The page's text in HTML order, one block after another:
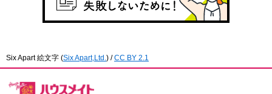
Six Apart 絵文字 (Six Apart,Ltd. ) /CC BY 2.1